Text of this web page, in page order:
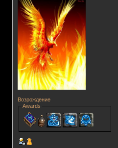
Возрождение
Awards